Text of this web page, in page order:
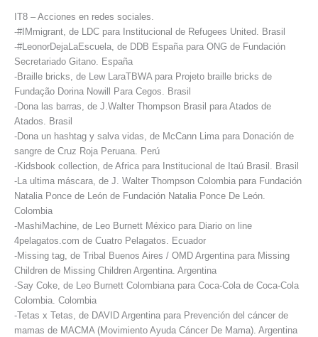
IT8 – Acciones en redes sociales.
-#IMmigrant, de LDC para Institucional de Refugees United. Brasil
-#LeonorDejaLaEscuela, de DDB España para ONG de Fundación
Secretariado Gitano. España
-Braille bricks, de Lew LaraTBWA para Projeto braille bricks de
Fundação Dorina Nowill Para Cegos. Brasil
-Dona las barras, de J.Walter Thompson Brasil para Atados de
Atados. Brasil
-Dona un hashtag y salva vidas, de McCann Lima para Donación de
sangre de Cruz Roja Peruana. Perú
-Kidsbook collection, de Africa para Institucional de Itaú Brasil. Brasil
-La ultima máscara, de J. Walter Thompson Colombia para Fundación
Natalia Ponce de León de Fundación Natalia Ponce De León.
Colombia
-MashiMachine, de Leo Burnett México para Diario on line
4pelagatos.com de Cuatro Pelagatos. Ecuador
-Missing tag, de Tribal Buenos Aires / OMD Argentina para Missing
Children de Missing Children Argentina. Argentina
-Say Coke, de Leo Burnett Colombiana para Coca-Cola de Coca-Cola
Colombia. Colombia
-Tetas x Tetas, de DAVID Argentina para Prevención del cáncer de
mamas de MACMA (Movimiento Ayuda Cáncer De Mama). Argentina